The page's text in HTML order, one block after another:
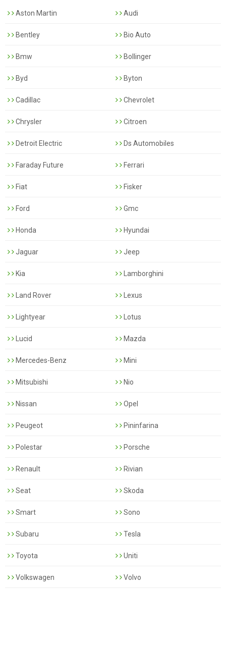
Aston Martin Audi
Bentley Bio Auto
Bmw Bollinger
Byd Byton
Cadillac Chevrolet
Chrysler Citroen
Detroit Electric Ds Automobiles
Faraday Future Ferrari
Fiat Fisker
Ford Gmc
Honda Hyundai
Jaguar Jeep
Kia Lamborghini
Land Rover Lexus
Lightyear Lotus
Lucid Mazda
Mercedes-Benz Mini
Mitsubishi Nio
Nissan Opel
Peugeot Pininfarina
Polestar Porsche
Renault Rivian
Seat Skoda
Smart Sono
Subaru Tesla
Toyota Uniti
Volkswagen Volvo